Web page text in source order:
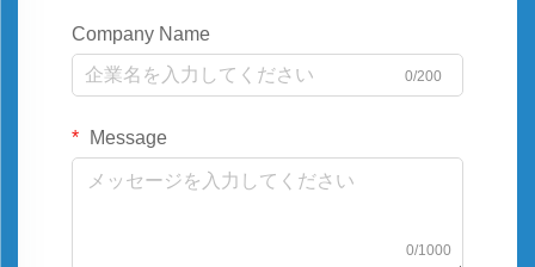
Company Name
0/200
Message
0/1000